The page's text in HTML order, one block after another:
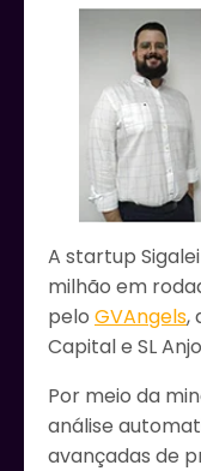
A startup
milhão em
pelo GVAngels,
Capital e SL
Por meio da
análise
avançadas de